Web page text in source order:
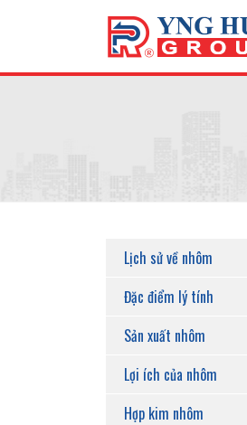
Lịch sử về nhôm
Đặc điểm lý tính
Sản xuất nhôm
Lợi ích của nhôm
Hợp kim nhôm